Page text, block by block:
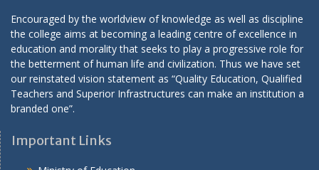
Encouraged by the worldview of knowledge as well as discipline
the college aims at becoming a leading centre of excellence in
education and morality that seeks to play a progressive role for
the betterment of human life and civilization. Thus we have set
our reinstated vision statement as “Quality Education, Qualified
Teachers and Superior Infrastructures can make an institution a
branded one”.
Important Links